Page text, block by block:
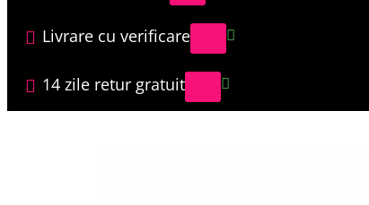
Livrare cu verificare
14 zile retur gratuit